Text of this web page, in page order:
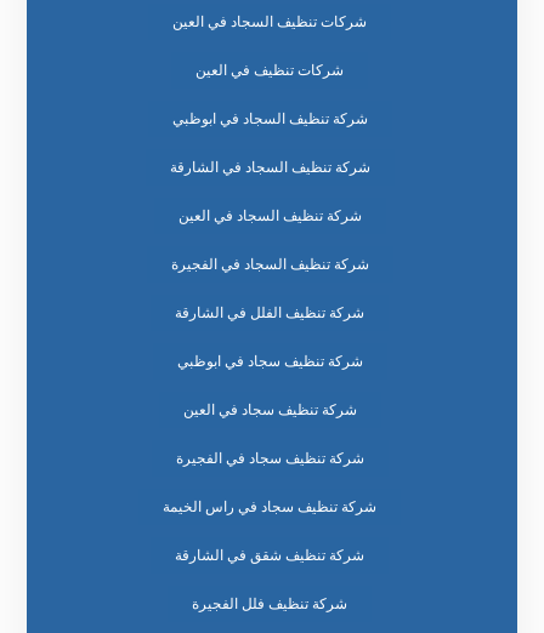
شركات تنظيف السجاد في العين
شركات تنظيف في العين
شركة تنظيف السجاد في ابوظبي
شركة تنظيف السجاد في الشارقة
شركة تنظيف السجاد في العين
شركة تنظيف السجاد في الفجيرة
شركة تنظيف الفلل في الشارقة
شركة تنظيف سجاد في ابوظبي
شركة تنظيف سجاد في العين
شركة تنظيف سجاد في الفجيرة
شركة تنظيف سجاد في راس الخيمة
شركة تنظيف شقق في الشارقة
شركة تنظيف فلل الفجيرة